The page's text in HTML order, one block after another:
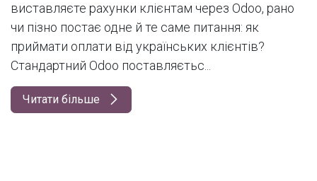
виставляєте рахунки клієнтам через Odoo, рано
чи пізно постає одне й те саме питання: як
приймати оплати від українських клієнтів?
Стандартний Odoo поставляєтьс...
Читати більше